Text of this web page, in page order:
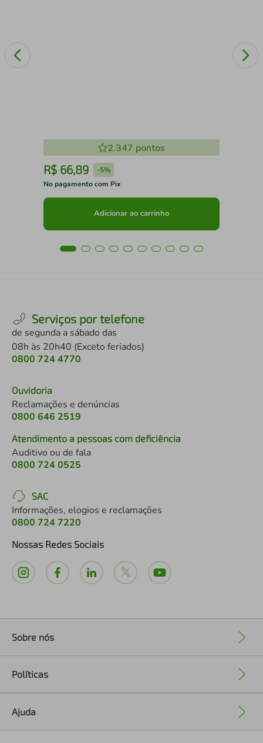
2.347 pontos
R$ 66,89 -5%
No pagamento com Pix
Adicionar ao carrinho
Serviços por telefone
de segunda a sábado das
08h às 20h40 (Exceto feriados)
0800 724 4770
Ouvidoria
Reclamações e denúncias
0800 646 2519
Atendimento a pessoas com deficiência
Auditivo ou de fala
0800 724 0525
SAC
Informações, elogios e reclamações
0800 724 7220
Nossas Redes Sociais
Sobre nós
Políticas
Ajuda